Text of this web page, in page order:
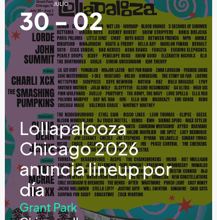
JULIO
30 - 02
Lollapalooza
Chicago 2026
anuncia lineup por
día
Grant Park